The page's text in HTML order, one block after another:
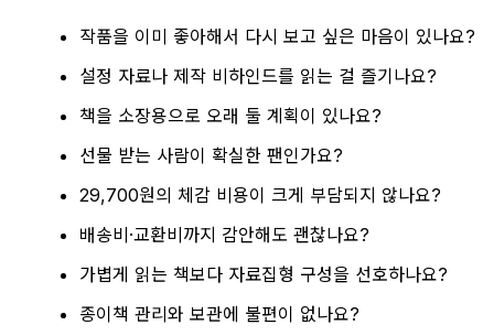
작품을 이미 좋아해서 다시 보고 싶은 마음이 있나요?
설정 자료나 제작 비하인드를 읽는 걸 즐기나요?
책을 소장용으로 오래 둘 계획이 있나요?
선물 받는 사람이 확실한 팬인가요?
29,700원의 체감 비용이 크게 부담되지 않나요?
배송비·교환비까지 감안해도 괜찮나요?
가볍게 읽는 책보다 자료집형 구성을 선호하나요?
종이책 관리와 보관에 불편이 없나요?